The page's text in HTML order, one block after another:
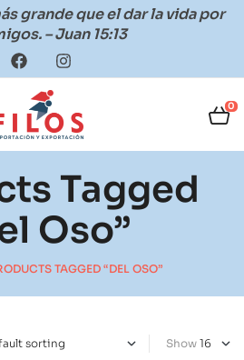
grande que el dar la vida por
– Juan 15:13
0
Tagged
Oso”
TAGGED “DEL OSO”
Show